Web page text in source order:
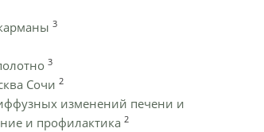
3
3
Сочи 2
изменений печени и
и профилактика 2